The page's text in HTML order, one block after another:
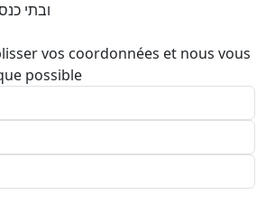
ובתי
vos coordonnées et nous vous
possible